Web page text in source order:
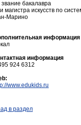
звание бакалавра
магистра искусств по
Марино
информация
информация
924 6312
www.edukids.ru
в раздел